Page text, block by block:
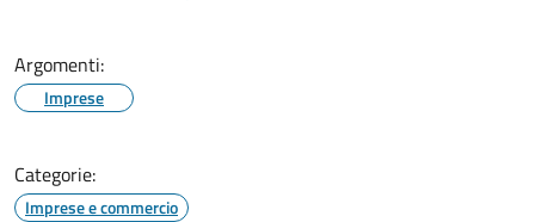
Argomenti:
Imprese
Categorie:
Imprese e commercio